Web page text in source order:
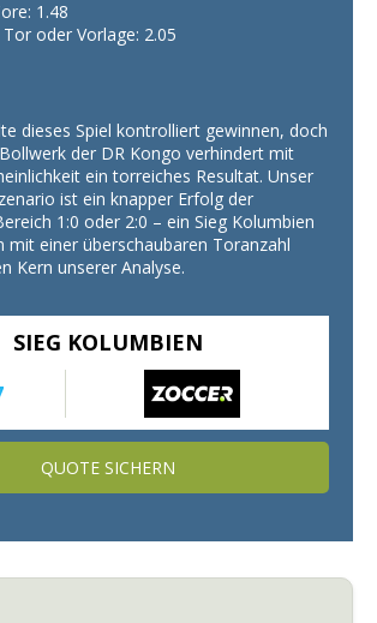
1.48
oder Vorlage: 2.05
dieses Spiel kontrolliert gewinnen, doch
der DR Kongo verhindert mit
ein torreiches Resultat. Unser
ist ein knapper Erfolg der
1:0 oder 2:0 – ein Sieg Kolumbien
mit einer überschaubaren Toranzahl
Kern unserer Analyse.
SIEG KOLUMBIEN
QUOTE SICHERN